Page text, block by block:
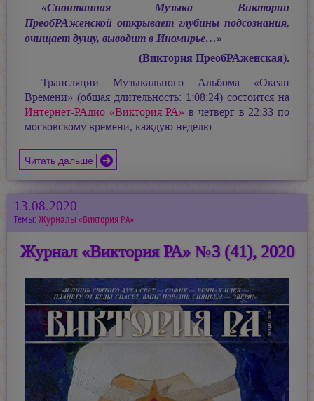
«Спонтанная Музыка Виктории
ПреобРАженской открывает глубины подсознания,
очищает душу, выводит в Иномирье…»
(Виктория ПреобРАженская).
Трансляции Музыкального Альбома «Океан
Времени» (общая длительность: 1:08:24) состоится на
Интернет-РАдио «Виктория РА» в четверг в 22:33 по
московскому времени, каждую неделю.
Читать дальше
13.08.2020
Темы: Журналы «Виктория РА»
Журнал «Виктория РА» №3 (41), 2020